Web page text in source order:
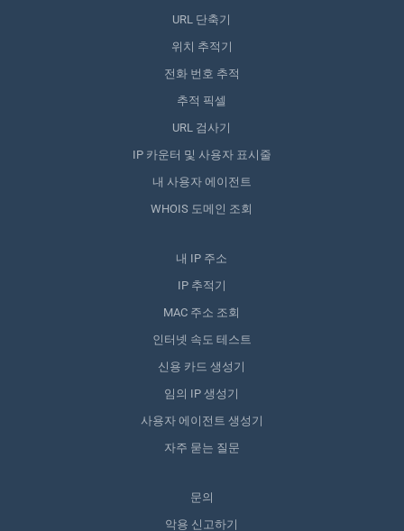
URL 단축기
위치 추적기
전화 번호 추적
추적 픽셀
URL 검사기
IP 카운터 및 사용자 표시줄
내 사용자 에이전트
WHOIS 도메인 조회
내 IP 주소
IP 추적기
MAC 주소 조회
인터넷 속도 테스트
신용 카드 생성기
임의 IP 생성기
사용자 에이전트 생성기
자주 묻는 질문
문의
악용 신고하기